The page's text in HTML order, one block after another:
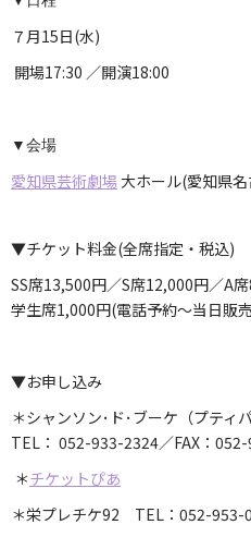
７月15日(水)
開場17:30 ／開演18:00
▼会場
愛知県芸術劇場 大ホール(愛知県
▼チケット料金(全席指定・税込)
SS席13,500円／S席12,000円／A
学生席1,000円(電話予約〜当日販
▼お申し込み
＊シャンソン･ド･ブーケ（プティパ
TEL： 052-933-2324／FAX：
＊チケットぴあ
＊栄プレチケ92 TEL：052-953-